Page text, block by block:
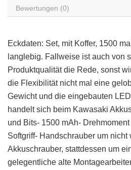
Bewertungen (0)
Eckdaten: Set, mit Koffer, 1500
langlebig. Fallweise ist auch von
Produktqualität die Rede, sonst
die Flexibilität nicht mal eine
Gewicht und die eingebauten
handelt sich beim Kawasaki
und Bits- 1500 mAh-
Softgriff- Handschrauber um
Akkuschrauber, stattdessen um
gelegentliche alte